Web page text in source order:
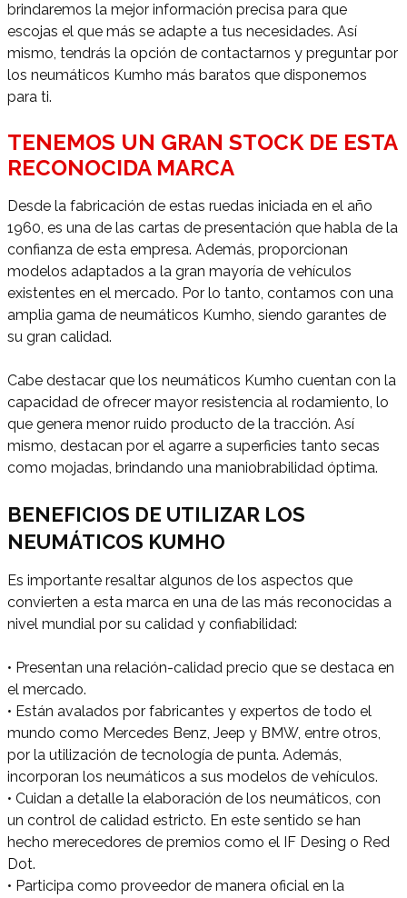
brindaremos la mejor información precisa para que
escojas el que más se adapte a tus necesidades. Así
mismo, tendrás la opción de contactarnos y preguntar por
los neumáticos Kumho más baratos que disponemos
para ti.
TENEMOS UN GRAN STOCK DE ESTA
RECONOCIDA MARCA
Desde la fabricación de estas ruedas iniciada en el año
1960, es una de las cartas de presentación que habla de la
confianza de esta empresa. Además, proporcionan
modelos adaptados a la gran mayoría de vehículos
existentes en el mercado. Por lo tanto, contamos con una
amplia gama de neumáticos Kumho, siendo garantes de
su gran calidad.
Cabe destacar que los neumáticos Kumho cuentan con la
capacidad de ofrecer mayor resistencia al rodamiento, lo
que genera menor ruido producto de la tracción. Así
mismo, destacan por el agarre a superficies tanto secas
como mojadas, brindando una maniobrabilidad óptima.
BENEFICIOS DE UTILIZAR LOS
NEUMÁTICOS KUMHO
Es importante resaltar algunos de los aspectos que
convierten a esta marca en una de las más reconocidas a
nivel mundial por su calidad y confiabilidad:
• Presentan una relación-calidad precio que se destaca en
el mercado.
• Están avalados por fabricantes y expertos de todo el
mundo como Mercedes Benz, Jeep y BMW, entre otros,
por la utilización de tecnología de punta. Además,
incorporan los neumáticos a sus modelos de vehículos.
• Cuidan a detalle la elaboración de los neumáticos, con
un control de calidad estricto. En este sentido se han
hecho merecedores de premios como el IF Desing o Red
Dot.
• Participa como proveedor de manera oficial en la